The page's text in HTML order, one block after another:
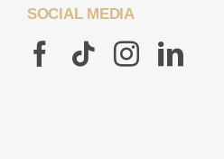
SOCIAL MEDIA